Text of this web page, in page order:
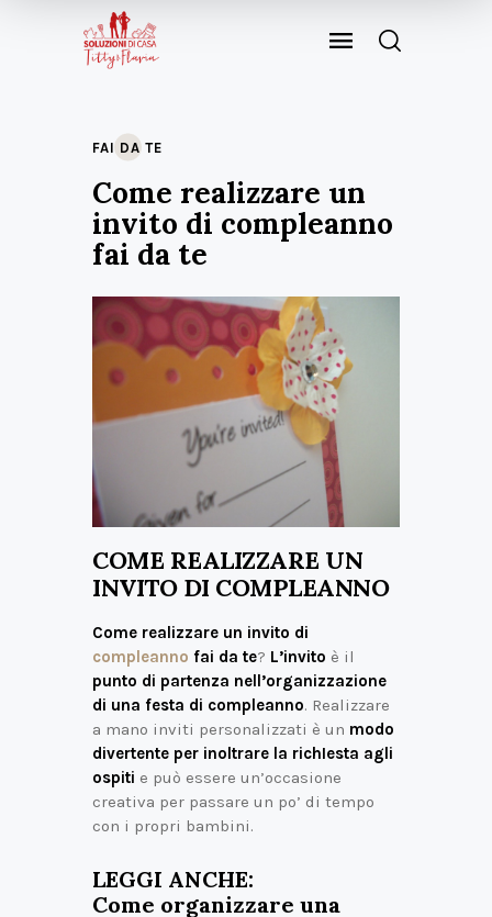
FAI DA TE
Come realizzare un
invito di compleanno
fai da te
COME REALIZZARE UN
INVITO DI COMPLEANNO
Come realizzare un invito di
compleanno fai da te? L’invito è il
punto di partenza nell’organizzazione
di una festa di compleanno. Realizzare
a mano inviti personalizzati è un modo
divertente per inoltrare la richIesta agli
ospiti e può essere un’occasione
creativa per passare un po’ di tempo
con i propri bambini.
LEGGI ANCHE:
Come organizzare una